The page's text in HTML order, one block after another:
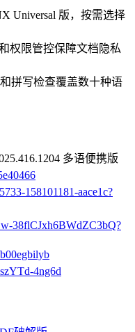
Universal 版，按需选择
权限管控保障文档隐私
拼写检查覆盖数十种语
多语便携版
158101181-aace1c?
38flCJxh6BWdZC3bQ?
4ng6d